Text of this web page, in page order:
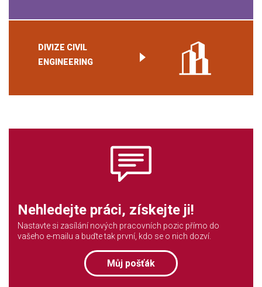
DIVIZE CIVIL
ENGINEERING
Nehledejte práci, získejte ji!
Nastavte si zasílání nových pracovních pozic přímo do
vašeho e-mailu a buďte tak první, kdo se o nich dozví.
Můj pošťák